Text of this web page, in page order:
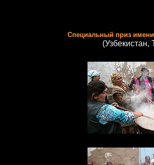
Специальный приз